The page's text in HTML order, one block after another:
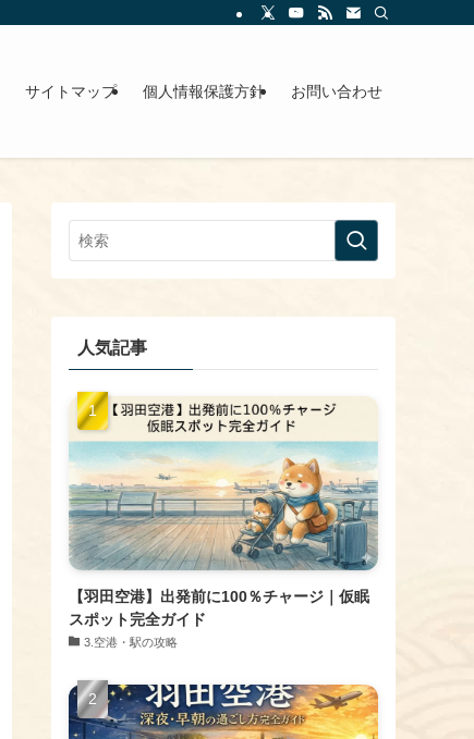
サイトマップ 個人情報保護方針 お問い合わせ
人気記事
【羽田空港】出発前に100％チャージ｜仮眠
スポット完全ガイド
​3.空港・駅の攻略